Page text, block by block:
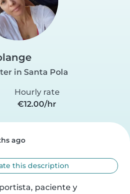
in Santa Pola
Hourly rate
€12.00/hr
ago
this description
paciente y